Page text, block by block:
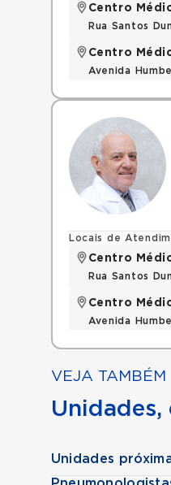
Centro
Rua Santos
Centro
Avenida
Locais de
Centro
Rua Santos
Centro
Avenida
VEJA TAMBÉM
Unidades,
Unidades